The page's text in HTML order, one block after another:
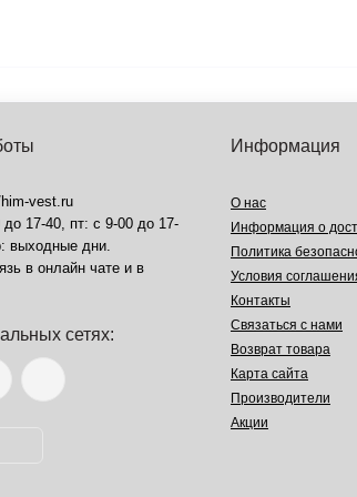
vest.ru
до 17-40, пт: с 9-00 до 17-
выходные дни.
в онлайн чате и в
сетях:
Информация
О нас
Информация о
Политика
Условия
Контакты
Связаться с нами
Возврат товара
Карта сайта
Производители
Акции